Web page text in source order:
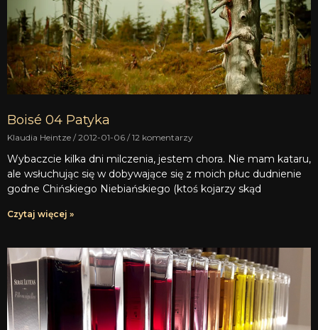
Boisé 04 Patyka
Klaudia Heintze 2012-01-06 12 komentarzy
Wybaczcie kilka dni milczenia, jestem chora. Nie mam kataru,
ale wsłuchując się w dobywające się z moich płuc dudnienie
godne Chińskiego Niebiańskiego (ktoś kojarzy skąd
Czytaj więcej »